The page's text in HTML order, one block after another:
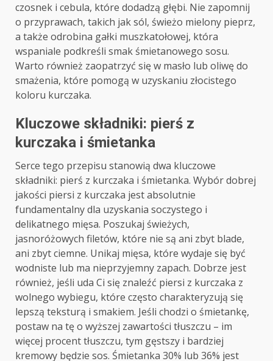
czosnek i cebula, które dodadzą głębi. Nie zapomnij
o przyprawach, takich jak sól, świeżo mielony pieprz,
a także odrobina gałki muszkatołowej, która
wspaniale podkreśli smak śmietanowego sosu.
Warto również zaopatrzyć się w masło lub oliwę do
smażenia, które pomogą w uzyskaniu złocistego
koloru kurczaka.
Kluczowe składniki: pierś z
kurczaka i śmietanka
Serce tego przepisu stanowią dwa kluczowe
składniki: pierś z kurczaka i śmietanka. Wybór dobrej
jakości piersi z kurczaka jest absolutnie
fundamentalny dla uzyskania soczystego i
delikatnego mięsa. Poszukaj świeżych,
jasnoróżowych filetów, które nie są ani zbyt blade,
ani zbyt ciemne. Unikaj mięsa, które wydaje się być
wodniste lub ma nieprzyjemny zapach. Dobrze jest
również, jeśli uda Ci się znaleźć piersi z kurczaka z
wolnego wybiegu, które często charakteryzują się
lepszą teksturą i smakiem. Jeśli chodzi o śmietankę,
postaw na tę o wyższej zawartości tłuszczu – im
więcej procent tłuszczu, tym gęstszy i bardziej
kremowy będzie sos. Śmietanka 30% lub 36% jest